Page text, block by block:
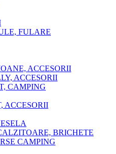
FULARE
ACCESORII
ACCESORII
CAMPING
ACCESORII
BRICHETE
CAMPING